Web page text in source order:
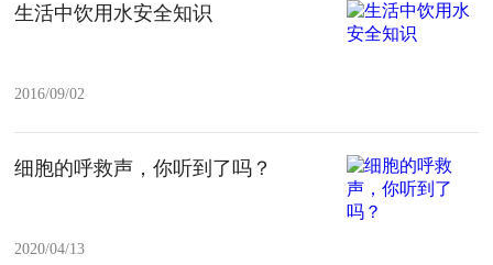
生活中饮用水安全知识
2016/09/02
细胞的呼救声，你听到了吗？
2020/04/13